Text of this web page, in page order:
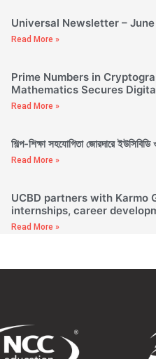
Universal Newsletter –
Read More »
Prime Numbers in
Mathematics Secures
Read More »
শিল্প-শিক্ষা সহযোগিতা জোরদারে
Read More »
UCBD partners with Karmo
internships, career
Read More »